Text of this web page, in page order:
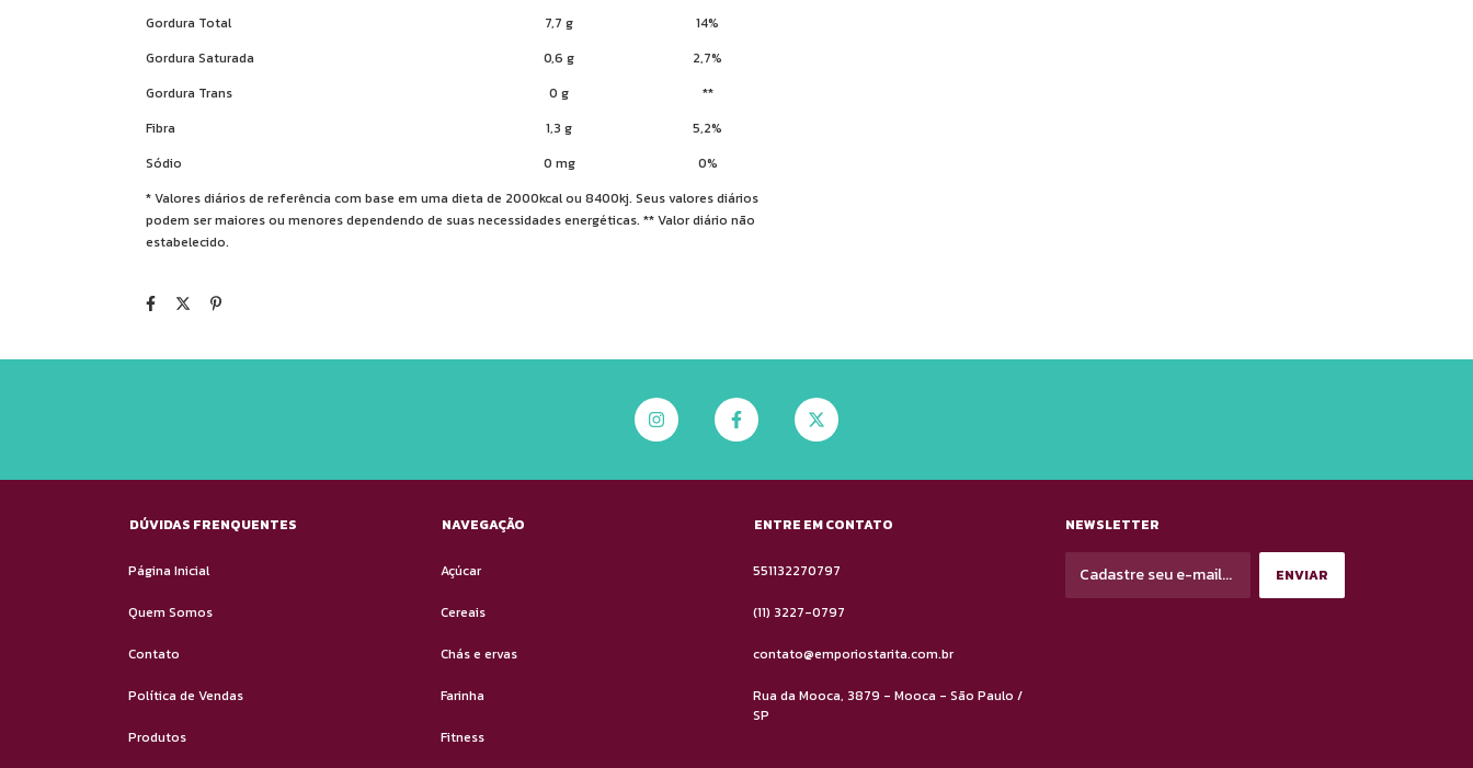
Gordura Total
7,7 g
14%
Gordura Saturada
0,6 g
2,7%
Gordura Trans
0 g
**
Fibra
1,3 g
5,2%
Sódio
0 mg
0%
* Valores diários de referência com base em uma dieta de 2000kcal ou 8400kj. Seus valores diários
podem ser maiores ou menores dependendo de suas necessidades energéticas. ** Valor diário não
estabelecido.
DÚVIDAS FRENQUENTES
Página Inicial
Quem Somos
Contato
Política de Vendas
Produtos
NAVEGAÇÃO
Açúcar
Cereais
Chás e ervas
Farinha
Fitness
ENTRE EM CONTATO
551132270797
(11) 3227-0797
contato@emporiostarita.com.br
Rua da Mooca, 3879 - Mooca - São Paulo /
SP
NEWSLETTER